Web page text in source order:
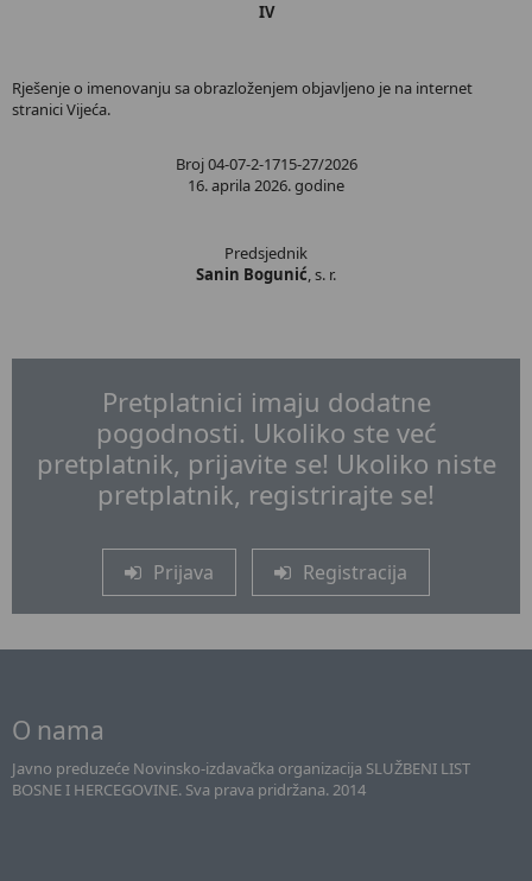
IV
Rješenje o imenovanju sa obrazloženjem objavljeno je na internet
stranici Vijeća.
Broj 04-07-2-1715-27/2026
16. aprila 2026. godine
Predsjednik
Sanin Bogunić, s. r.
Pretplatnici imaju dodatne
pogodnosti. Ukoliko ste već
pretplatnik, prijavite se! Ukoliko niste
pretplatnik, registrirajte se!
Prijava Registracija
O nama
Javno preduzeće Novinsko-izdavačka organizacija SLUŽBENI LIST
BOSNE I HERCEGOVINE. Sva prava pridržana. 2014